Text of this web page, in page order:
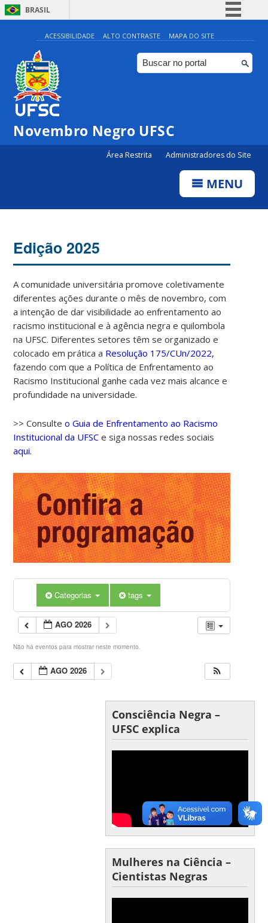
BRASIL
Simplifique!
Comunica BR
Participe
ACESSIBILIDADE ALTO CONTRASTE MAPA DO SITE
Novembro Negro UFSC
Área Restrita Administradores do Site
MENU
Edição 2025
A comunidade universitária promove coletivamente
diferentes ações durante o mês de novembro, com
a intenção de dar visibilidade ao enfrentamento ao
racismo institucional e à agência negra e quilombola
na UFSC. Diferentes setores têm se organizado e
colocado em prática a Resolução 175/CUn/2022,
fazendo com que a Política de Enfrentamento ao
Racismo Institucional ganhe cada vez mais alcance e
profundidade na universidade.
>> Consulteo Guia de Enfrentamento ao Racismo
Institucional da UFSC e siga nossas redes sociais
aqui.
Categorias tags
AGO 2026
Não há eventos para mostrar neste momento.
AGO 2026
Consciência Negra –
UFSC explica
Mulheres na Ciência –
Cientistas Negras